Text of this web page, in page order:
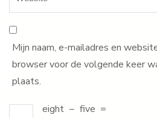
Mijn naam, e-mailadres en
browser voor de volgende keer
plaats.
eight − five =